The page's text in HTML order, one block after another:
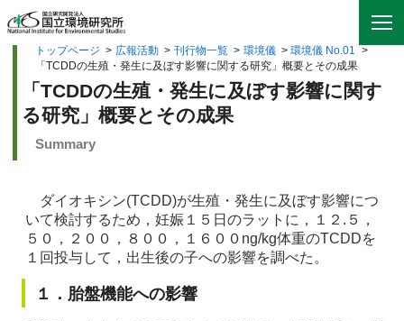
トップページ > 広報活動 > 刊行物一覧 > 環境儀 > 環境儀 No.01 >
「TCDDの生殖・発生に及ぼす影響に関する研究」概要とその成果
「TCDDの生殖・発生に及ぼす影響に関す
る研究」概要とその成果
Summary
ダイオキシン(TCDD)が生殖・発生に及ぼす影響につ
いて検討するため，妊娠１５日のラットに，１２.５，
５０，２００，８００，１６００ng/kg体重のTCDDを
１回投与して，出生後の子への影響を調べた。
１．胎盤機能への影響